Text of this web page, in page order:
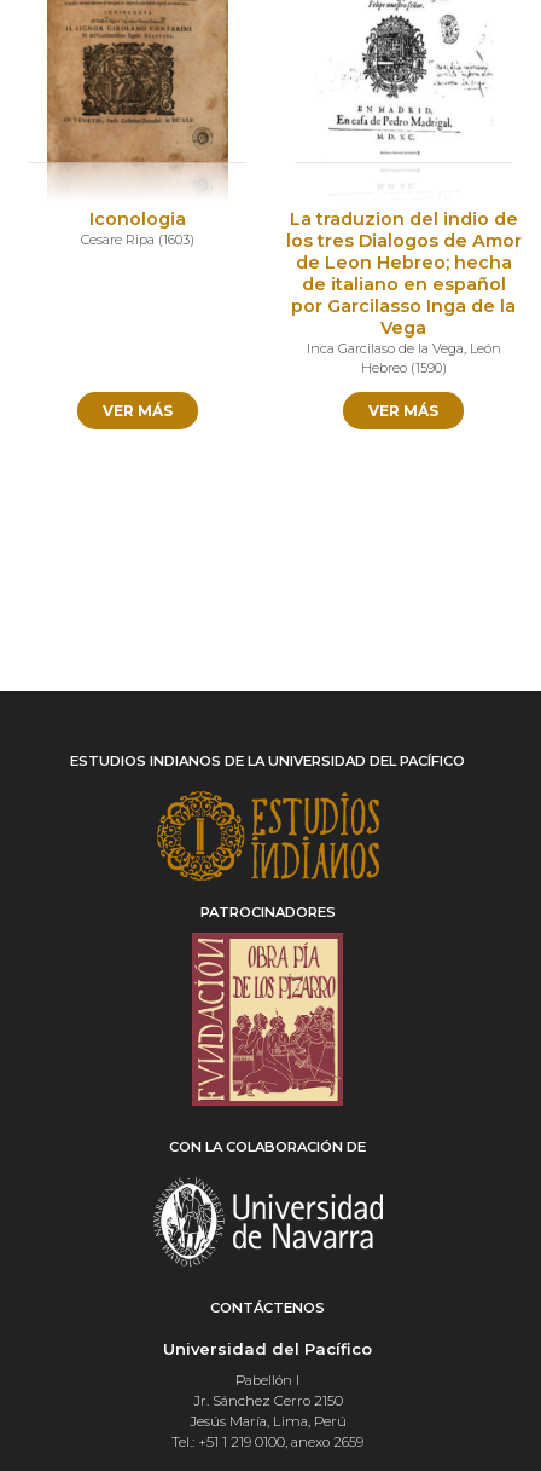
Iconologia
Cesare Ripa (1603)
VER MÁS
La traduzion del indio de
los tres Dialogos de Amor
de Leon Hebreo; hecha
de italiano en español
por Garcilasso Inga de la
Vega
Inca Garcilaso de la Vega, León
Hebreo(1590)
VER MÁS
ESTUDIOS INDIANOS DE LA UNIVERSIDAD DEL PACÍFICO
PATROCINADORES
CON LA COLABORACIÓN DE
CONTÁCTENOS
Universidad del Pacífico
Pabellón I
Jr. Sánchez Cerro 2150
Jesús María, Lima, Perú
Tel.: +51 1 219 0100, anexo 2659